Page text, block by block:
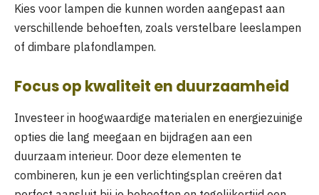
Kies voor lampen die kunnen worden aangepast aan
verschillende behoeften, zoals verstelbare leeslampen
of dimbare plafondlampen.
Focus op kwaliteit en duurzaamheid
Investeer in hoogwaardige materialen en energiezuinige
opties die lang meegaan en bijdragen aan een
duurzaam interieur. Door deze elementen te
combineren, kun je een verlichtingsplan creëren dat